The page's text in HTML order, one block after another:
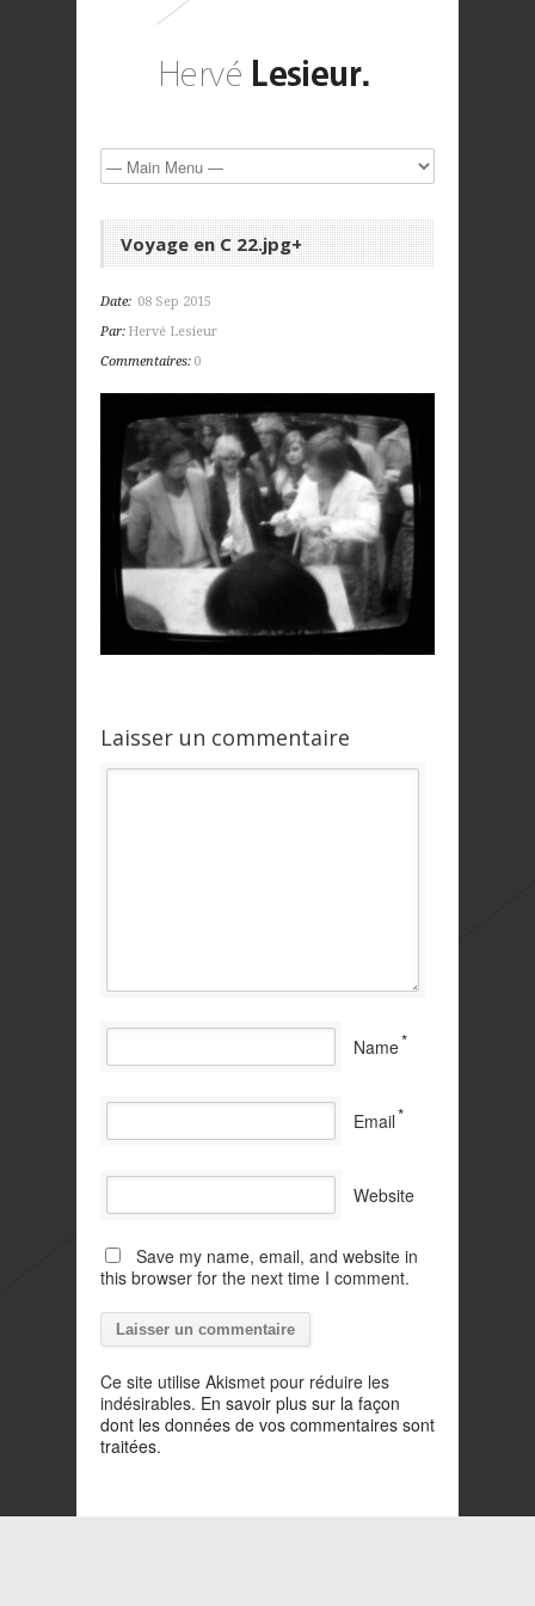
Voyage en C 22.jpg+
Date: 08 Sep 2015
Par: Hervé Lesieur
Commentaires: 0
Laisser un commentaire
Name*
Email*
Website
Save my name, email, and website in
this browser for the next time I comment.
Ce site utilise Akismet pour réduire les
indésirables. En savoir plus sur la façon
dont les données de vos commentaires sont
traitées.